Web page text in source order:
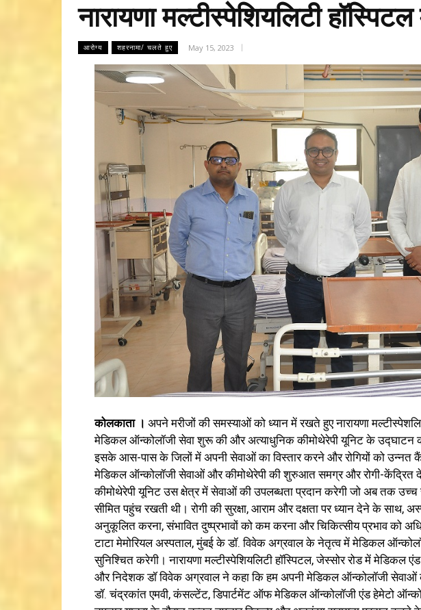
नारायणा मल्टीस्पेशियलिटी
आरोग्य शहरनामा/ चलते हुए May 15, 2023
कोलकाता । अपने मरीजों की समस्याओं को ध्यान में रखते हुए नारायणा
मेडिकल ऑन्कोलॉजी सेवा शुरू की और अत्याधुनिक कीमोथेरेपी यूनिट के उद्घाटन
इसके आस-पास के जिलों में अपनी सेवाओं का विस्तार करने और रोगियों को
मेडिकल ऑन्कोलॉजी सेवाओं और कीमोथेरेपी की शुरुआत समग्र और रोगी-केंद्रित
कीमोथेरेपी यूनिट उस क्षेत्र में सेवाओं की उपलब्धता प्रदान करेगी जो अब तक
सीमित पहुंच रखती थी। रोगी की सुरक्षा, आराम और दक्षता पर ध्यान देने के साथ,
अनुकूलित करना, संभावित दुष्प्रभावों को कम करना और चिकित्सीय प्रभाव को
टाटा मेमोरियल अस्पताल, मुंबई के डॉ. विवेक अग्रवाल के नेतृत्व में मेडिकल
सुनिश्चित करेगी। नारायणा मल्टीस्पेशियलिटी हॉस्पिटल, जेस्सोर रोड में मेडिकल
और निदेशक डॉ विवेक अग्रवाल ने कहा कि हम अपनी मेडिकल ऑन्कोलॉजी
डॉ. चंद्रकांत एमवी, कंसल्टेंट, डिपार्टमेंट ऑफ मेडिकल ऑन्कोलॉजी एंड हेमेटो